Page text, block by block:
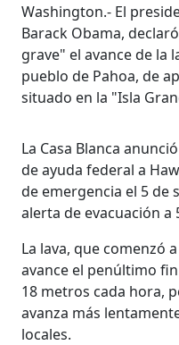
Washington.- El
Barack Obama,
grave" el avance de la
pueblo de Pahoa, de
situado en la "Isla
La Casa Blanca
de ayuda federal a
de emergencia el 5 de
alerta de evacuación a
La lava, que comenzó
avance el penúltimo
18 metros cada hora,
avanza más
locales.